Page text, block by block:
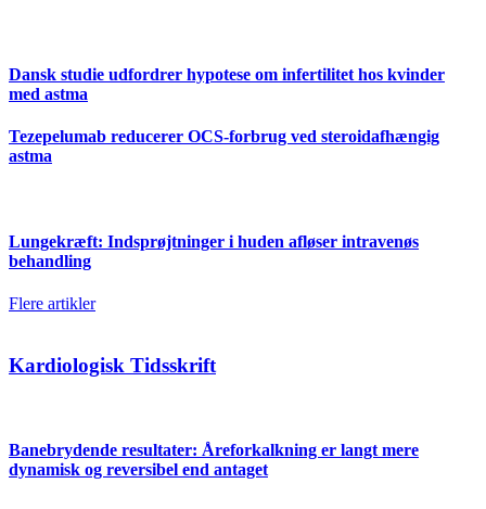
Dansk studie udfordrer hypotese om infertilitet hos kvinder
med astma
Tezepelumab reducerer OCS-forbrug ved steroidafhængig
astma
Lungekræft: Indsprøjtninger i huden afløser intravenøs
behandling
Flere artikler
Kardiologisk Tidsskrift
Banebrydende resultater: Åreforkalkning er langt mere
dynamisk og reversibel end antaget